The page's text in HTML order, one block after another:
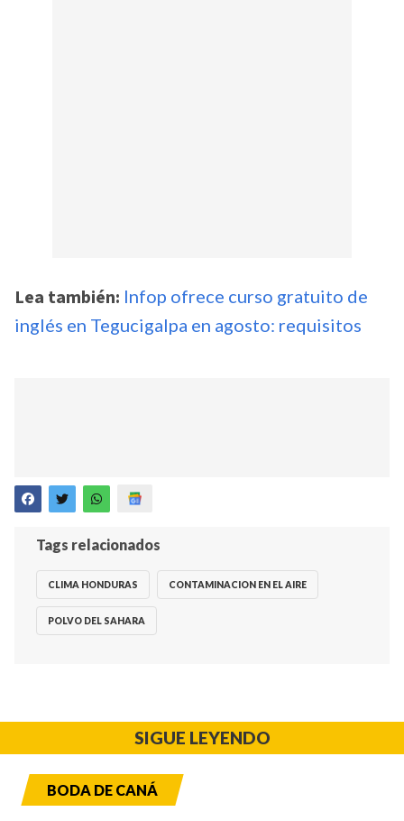
Lea también: Infop ofrece curso gratuito de
inglés en Tegucigalpa en agosto: requisitos
Tags relacionados
CLIMA HONDURAS CONTAMINACION EN EL AIRE
POLVO DEL SAHARA
SIGUE LEYENDO
BODA DE CANÁ